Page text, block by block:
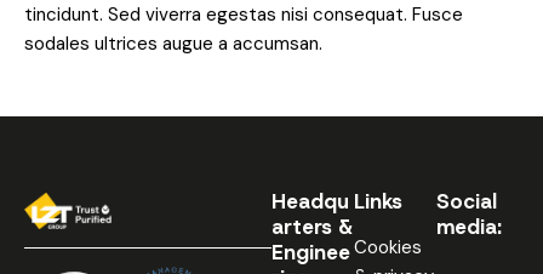
tincidunt. Sed viverra egestas nisi consequat. Fusce
sodales ultrices augue a accumsan.
Headqu
arters &
Enginee
Links
Cookies
Social
media: